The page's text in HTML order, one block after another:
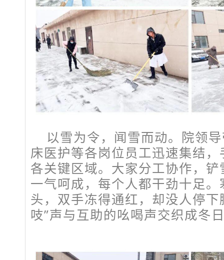
以雪为令，闻雪而动。院领
床医护等各岗位员工迅速集结
各关键区域。大家分工协作，
一气呵成，每个人都干劲十足
头，双手冻得通红，却没人停
吱”声与互助的吆喝声交织成冬